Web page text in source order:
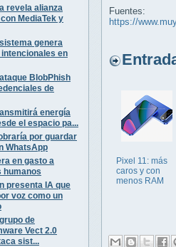
revela alianza
MediaTek y
genera
en
BlobPhish
de
energía
el espacio pa...
por guardar
WhatsApp
en gasto a
humanos
presenta IA que
voz como un
de
Vect 2.0
sist...
Fuentes:
https://
Pixel 11: más
caros y con
menos RAM